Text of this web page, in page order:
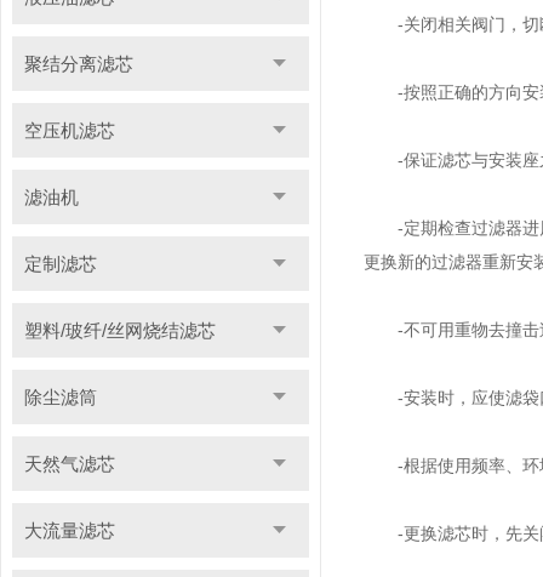
聚结分离滤芯
空压机滤芯
滤油机
定制滤芯
塑料/玻纤/丝网烧结滤芯
除尘滤筒
天然气滤芯
大流量滤芯
-关闭相关阀门，切
-按照正确的方向安
-保证滤芯与安装座
-定期检查过滤器进风
更换新的过滤器重新安
-不可用重物去撞击
-安装时，应使滤袋
-根据使用频率、环境
-更换滤芯时，先关